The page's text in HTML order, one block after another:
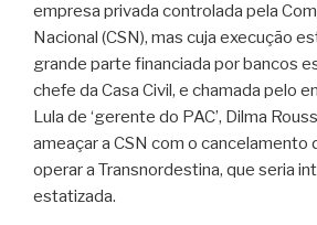
empresa privada controlada pela
Nacional (CSN), mas cuja execução
grande parte financiada por bancos
chefe da Casa Civil, e chamada pelo
Lula de ‘gerente do PAC’, Dilma
ameaçar a CSN com o cancelamento
operar a Transnordestina, que seria
estatizada.